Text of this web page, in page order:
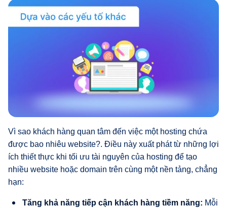
Vì sao khách hàng quan tâm đến việc một hosting chứa
được bao nhiêu website?. Điều này xuất phát từ những lợi
ích thiết thực khi tối ưu tài nguyên của hosting để tạo
nhiều website hoặc domain trên cùng một nền tảng, chẳng
hạn:
Tăng khả năng tiếp cận khách hàng tiềm năng: Mỗi